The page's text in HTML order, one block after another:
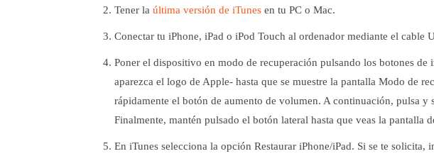
Tener la última versión de iTunes en tu PC o Mac.
Conectar tu iPhone, iPad o iPod Touch al ordenador mediante el cable
Poner el dispositivo en modo de recuperación pulsando los botones
aparezca el logo de Apple- hasta que se muestre la pantalla Modo de
rápidamente el botón de aumento de volumen. A continuación, pulsa
Finalmente, mantén pulsado el botón lateral hasta que veas la pantalla
En iTunes selecciona la opción Restaurar iPhone/iPad. Si se te solicita,